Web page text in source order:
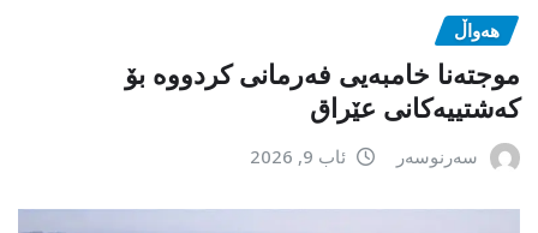
هەواڵ
موجتەنا خامبەیی فەرمانی کردووە بۆ
کەشتییەکانی عێراق
سەرنوسەر ئاب 9, 2026